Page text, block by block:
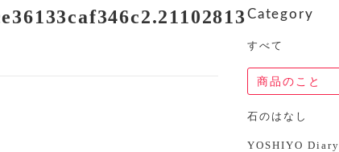
Category
すべて
商品のこと
石のはなし
YOSHIYO Diary